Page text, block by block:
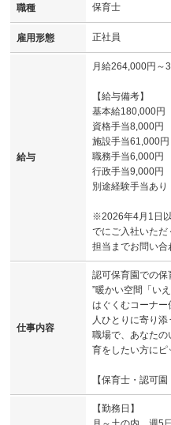
職種 保育士
雇用形態 正社員
給与
月給264,000円
【給与備考】
基本給180,000円
資格手当8,000円
施設手当61,000円
職務手当6,000円
行政手当9,000円
別途経験手当あり
※2026年4月1日
でにご入社いただ
担当までお問い合
仕事内容
認可保育園での保
”暖かい空間「い
はぐくむコーナ
人ひとりに寄り
職場で、あなた
育をしたい方にピ
【保育士・認可園
【勤務日】